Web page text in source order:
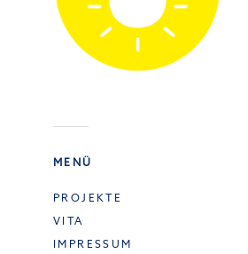
MENÜ
PROJEKTE
VITA
IMPRESSUM